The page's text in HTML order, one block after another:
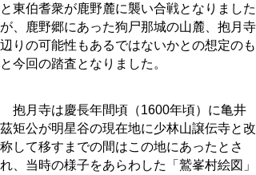
と東伯耆衆が鹿野麓に襲い合戦となりました
が、鹿野郷にあった狗尸那城の山麓、抱月寺
辺りの可能性もあるではないかとの想定のも
と今回の踏査となりました。
抱月寺は慶長年間頃（1600年頃）に亀井
茲矩公が明星谷の現在地に少林山譲伝寺と改
称して移すまでの間はこの地にあったとさ
れ、当時の様子をあらわした「鷲峯村絵図」